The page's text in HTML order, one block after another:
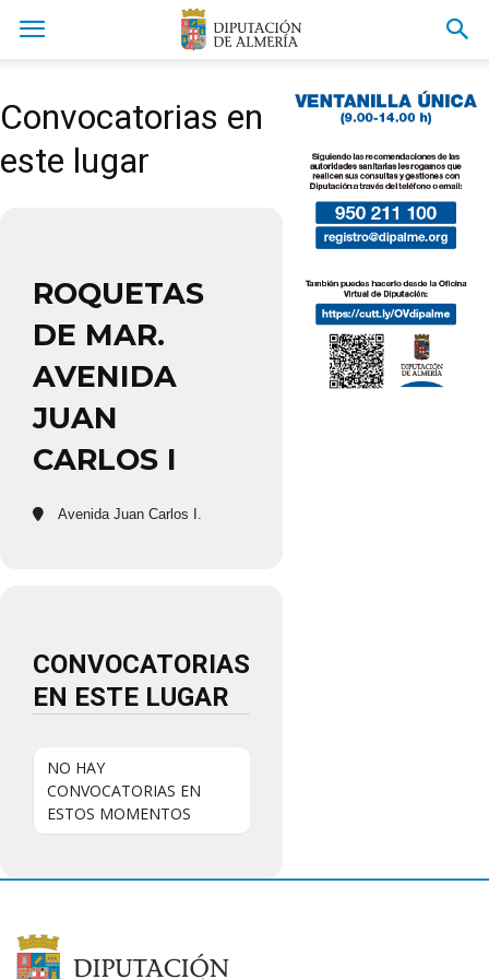
Convocatorias en
este lugar
ROQUETAS
DE MAR.
AVENIDA
JUAN
CARLOS I
Avenida Juan Carlos I.
CONVOCATORIAS
EN ESTE LUGAR
NO HAY
CONVOCATORIAS EN
ESTOS MOMENTOS